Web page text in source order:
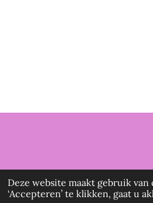
Deze website maakt gebruik
‘Accepteren’ te klikken, gaat u